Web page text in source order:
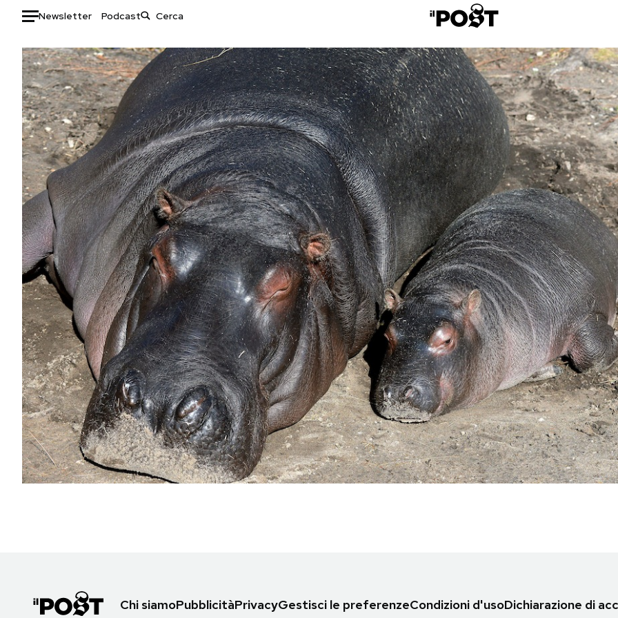
Newsletter Podcast
Auto
HOME
Italia
Mondo
Politica
Tecnologia
Internet
Scienza
Cultura
Economia
Sport
Moda
Libri
Consumismi
Storie/Idee
Ok Boomer!
Media
Europa
Altrecose
Mondiali calcio 2026
PODCAST
NEWSLETTER
I MIEI PREFERITI
SHOP
Area Personale
Newsletter
Chi siamoPubblicitàPrivacyGestisci le preferenzeCondizioni d'usoDichiarazione di